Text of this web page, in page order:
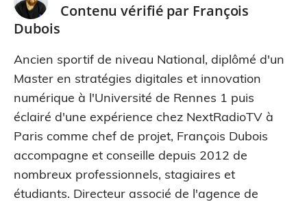
Contenu vérifié par François
Dubois
Ancien sportif de niveau National, diplômé d'un
Master en stratégies digitales et innovation
numérique à l'Université de Rennes 1 puis
éclairé d'une expérience chez NextRadioTV à
Paris comme chef de projet, François Dubois
accompagne et conseille depuis 2012 de
nombreux professionnels, stagiaires et
étudiants. Directeur associé de l'agence de